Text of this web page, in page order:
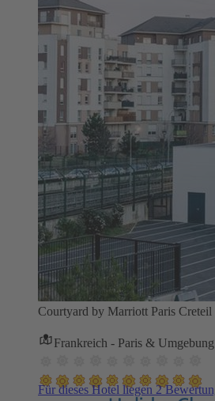
Courtyard by Marriott Paris Creteil
Frankreich - Paris &
Für dieses Hotel liegen 2